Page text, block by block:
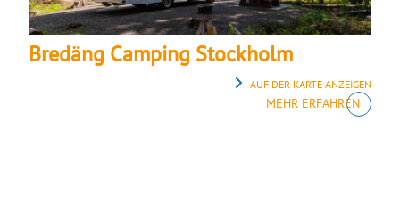
Bredäng Camping Stockholm
AUF DER KARTE ANZEIGEN
MEHR ERFAHREN